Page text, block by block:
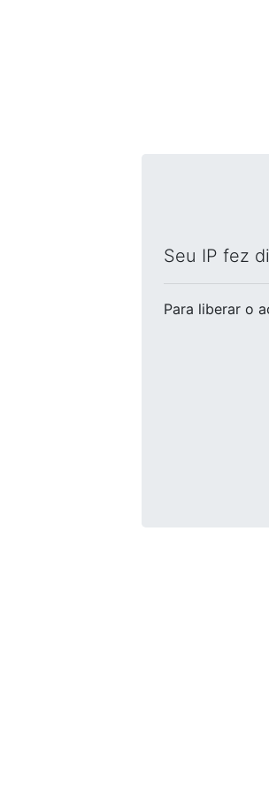
Seu IP fez
Para liberar o